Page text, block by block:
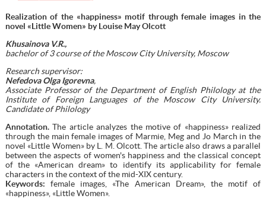
Realization of the «happiness» motif through female images in the
novel «Little Women» by Louise May Olcott
Khusainova V.R.,
bachelor of 3 course of the Moscow City University, Moscow
Research supervisor:
Nefedova Olga Igorevna,
Associate Professor of the Department of English Philology at the
Institute of Foreign Languages of the Moscow City University.
Candidate of Philology
Annotation.The article analyzes the motive of «happiness» realized
through the main female images of Marmie, Meg and Jo March in the
novel «Little Women» by L. M. Olcott. The article also draws a parallel
between the aspects of women's happiness and the classical concept
of the «American dream» to identify its applicability for female
characters in the context of the mid-XIX century.
Keywords: female images, «The American Dream», the motif of
«happiness», «Little Women».